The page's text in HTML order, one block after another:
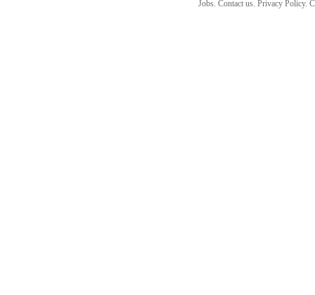
Jobs. Contact us. Privacy Policy.